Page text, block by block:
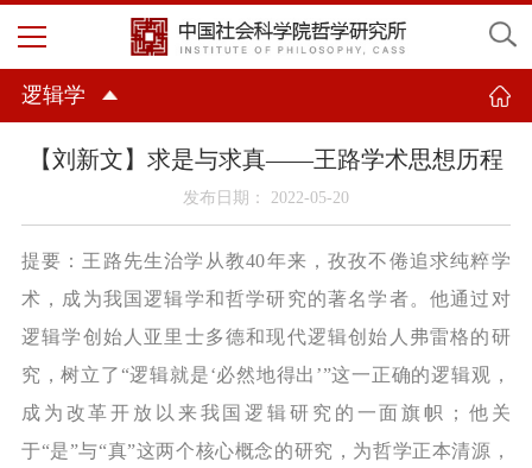
逻辑学
【刘新文】求是与求真——王路学术思想历程
发布日期： 2022-05-20
提要：王路先生治学从教40年来，孜孜不倦追求纯粹学
术，成为我国逻辑学和哲学研究的著名学者。他通过对
逻辑学创始人亚里士多德和现代逻辑创始人弗雷格的研
究，树立了“逻辑就是‘必然地得出’”这一正确的逻辑观，
成为改革开放以来我国逻辑研究的一面旗帜；他关
于“是”与“真”这两个核心概念的研究，为哲学正本清源，